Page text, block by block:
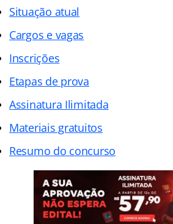
Situação atual
Cargos e vagas
Inscrições
Etapas de prova
Assinatura Ilimitada
Materiais gratuitos
Resumo do concurso